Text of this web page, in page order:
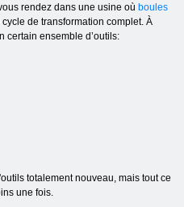
rendez dans une usine où boules
de transformation complet. À
certain ensemble d’outils:
totalement nouveau, mais tout ce
une fois.